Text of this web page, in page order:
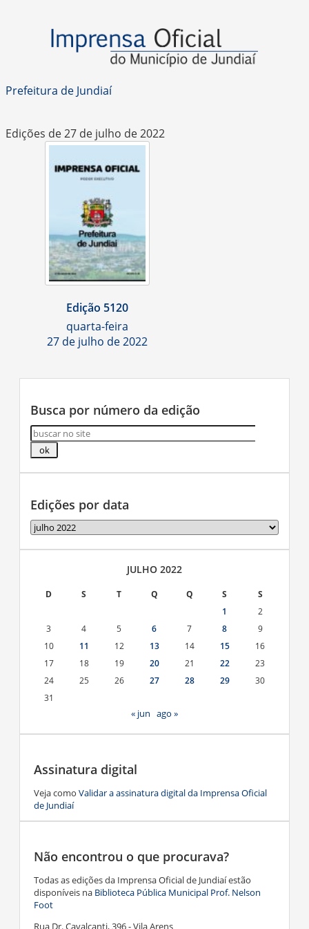
Prefeitura de Jundiaí
Edições de 27 de julho de 2022
Edição 5120
quarta-feira
27 de julho de 2022
Busca por número da edição
Edições por data
Edições
por
data
JULHO 2022
D S T Q Q S
S
1
2
3
4 5 6 7 8
9
10
11 12 13 14 15
16
17
18 19 20 21 22
23
24
25 26 27 28 29
30
31
« jun ago »
Assinatura digital
Veja como Validar a assinatura digital da Imprensa Oficial
de Jundiaí
Não encontrou o que procurava?
Todas as edições da Imprensa Oficial de Jundiaí estão
disponíveis na Biblioteca Pública Municipal Prof. Nelson
Foot
Rua Dr. Cavalcanti, 396 - Vila Arens